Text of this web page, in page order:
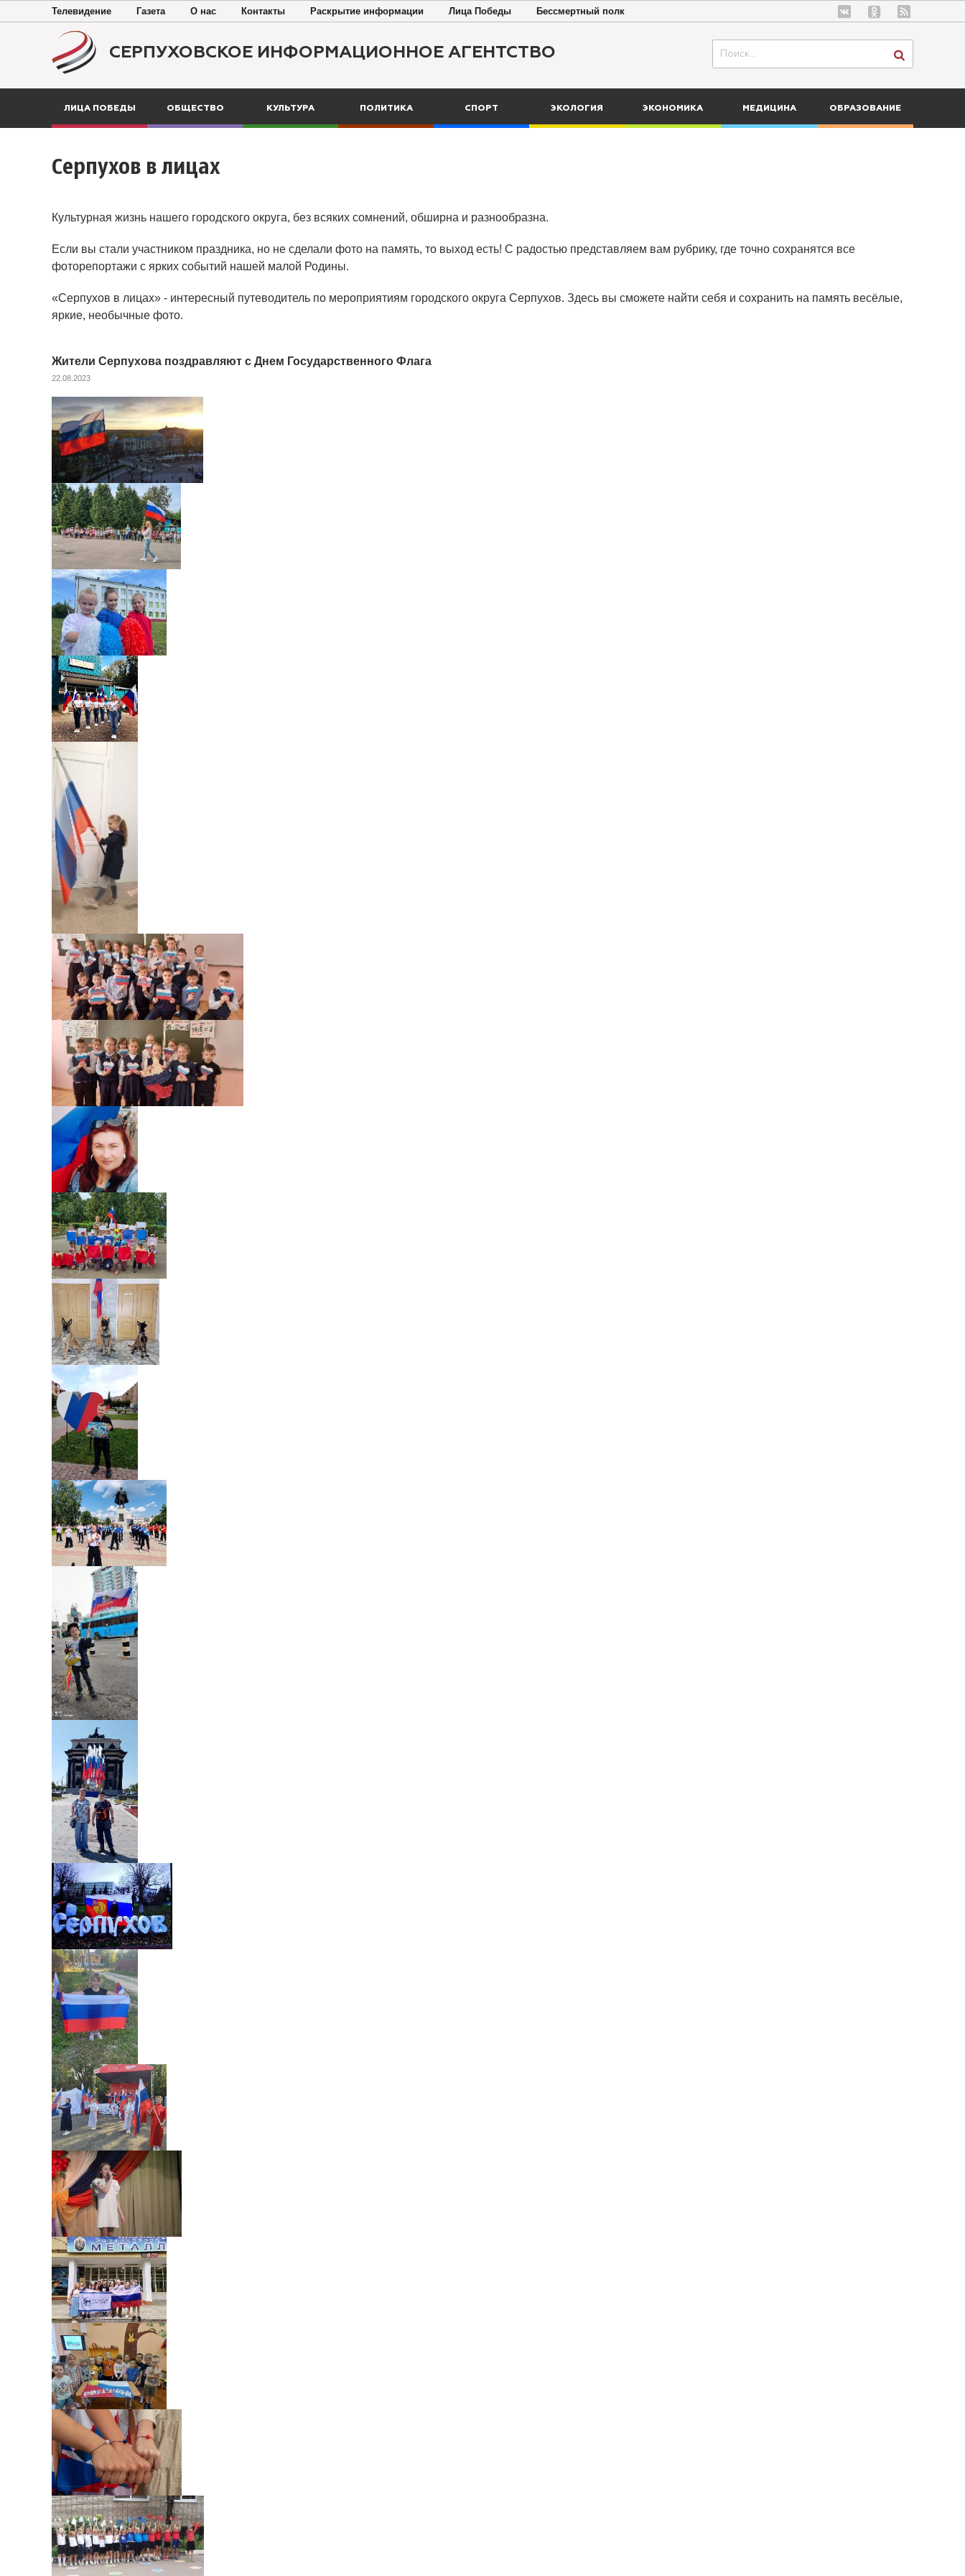
Телевидение Газета О нас Контакты Раскрытие информации Лица Победы Бессмертный полк
СЕРПУХОВСКОЕ ИНФОРМАЦИОННОЕ АГЕНТСТВО
ЛИЦА ПОБЕДЫ ОБЩЕСТВО КУЛЬТУРА ПОЛИТИКА СПОРТ ЭКОЛОГИЯ ЭКОНОМИКА МЕДИЦИНА ОБРАЗОВАНИЕ
Серпухов в лицах
Культурная жизнь нашего городского округа, без всяких сомнений, обширна и разнообразна.
Если вы стали участником праздника, но не сделали фото на память, то выход есть! С радостью представляем вам рубрику, где точно сохранятся все
фоторепортажи с ярких событий нашей малой Родины.
«Серпухов в лицах» - интересный путеводитель по мероприятиям городского округа Серпухов. Здесь вы сможете найти себя и сохранить на память весёлые,
яркие, необычные фото.
Жители Серпухова поздравляют с Днем Государственного Флага
22.08.2023